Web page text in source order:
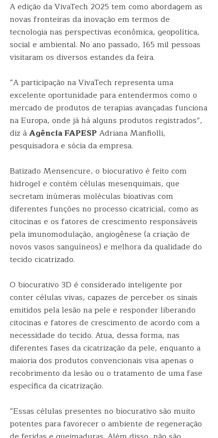
A edição da VivaTech 2025 tem como abordagem as
novas fronteiras da inovação em termos de
tecnologia nas perspectivas econômica, geopolítica,
social e ambiental. No ano passado, 165 mil pessoas
visitaram os diversos estandes da feira.
“A participação na VivaTech representa uma
excelente oportunidade para entendermos como o
mercado de produtos de terapias avançadas funciona
na Europa, onde já há alguns produtos registrados”,
diz àAgência FAPESPAdriana Manfiolli,
pesquisadora e sócia da empresa.
Batizado Mensencure, o biocurativo é feito com
hidrogel e contém células mesenquimais, que
secretam inúmeras moléculas bioativas com
diferentes funções no processo cicatricial, como as
citocinas e os fatores de crescimento responsáveis
pela imunomodulação, angiogênese (a criação de
novos vasos sanguíneos) e melhora da qualidade do
tecido cicatrizado.
O biocurativo 3D é considerado inteligente por
conter células vivas, capazes de perceber os sinais
emitidos pela lesão na pele e responder liberando
citocinas e fatores de crescimento de acordo com a
necessidade do tecido. Atua, dessa forma, nas
diferentes fases da cicatrização da pele, enquanto a
maioria dos produtos convencionais visa apenas o
recobrimento da lesão ou o tratamento de uma fase
específica da cicatrização.
“Essas células presentes no biocurativo são muito
potentes para favorecer o ambiente de regeneração